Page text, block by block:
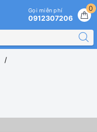
0
Gọi miễn phí
0912307206